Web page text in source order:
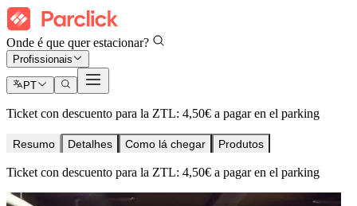
Onde é que quer estacionar?
Profissionais
PT
Ticket con descuento para la ZTL: 4,50€ a pagar en el parking
Resumo Detalhes Como lá chegar Produtos
Ticket con descuento para la ZTL: 4,50€ a pagar en el parking